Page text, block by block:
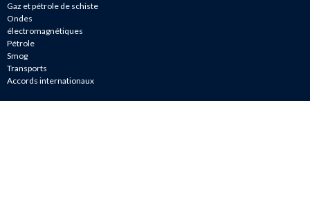
Gaz et pétrole de schiste
Ondes
électromagnétiques
Pétrole
Smog
Transports
Accords internationaux